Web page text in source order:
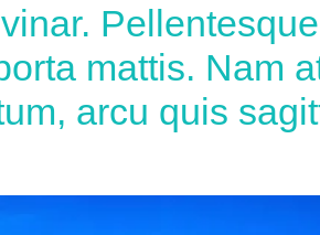
mattis. Nam
arcu quis